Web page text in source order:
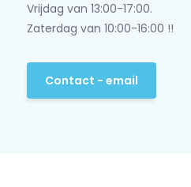
Vrijdag van 13:00-17:00.
Zaterdag van 10:00-16:00 !!
Contact - email